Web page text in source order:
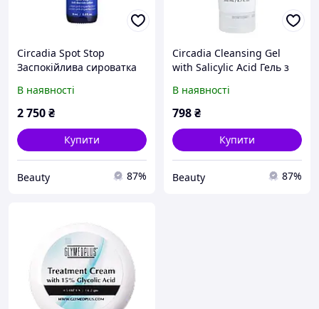
Circadia Spot Stop
Заспокійлива сироватка
обличчя 29 мл
В наявності
2 750₴
Купити
Beauty 87%
Circadia Cleansing Gel
with Salicylic Acid Гель з
для очищення шкіри
обличчя 60 ml
В наявності
798₴
Купити
Beauty 87%